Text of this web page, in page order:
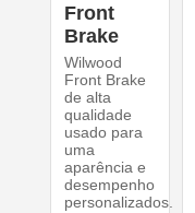
Front
Brake
Wilwood
Front Brake
de alta
qualidade
usado para
uma
aparência e
desempenho
personalizados.